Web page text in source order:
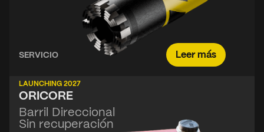
SERVICIO Leer más
LAUNCHING 2027
ORICORE
Barril Direccional
Sin recuperación